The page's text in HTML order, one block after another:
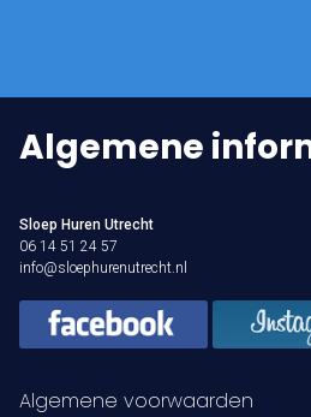
Algemene
Sloep Huren Utrecht
06 14 51 24 57
info@sloephurenutrecht.nl
Algemene voorwaarden